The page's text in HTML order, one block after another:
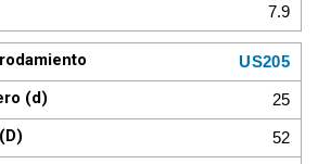
7.9
US205
25
52